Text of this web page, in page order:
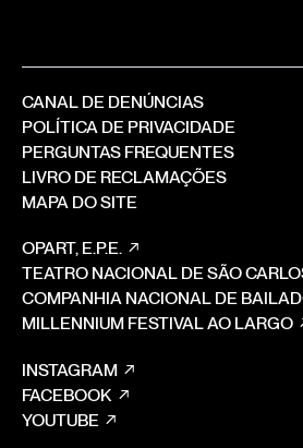
CANAL DE DENÚNCIAS
POLÍTICA DE PRIVACIDADE
PERGUNTAS FREQUENTES
LIVRO DE RECLAMAÇÕES
MAPA DO SITE
OPART, E.P.E.
TEATRO NACIONAL DE SÃO
COMPANHIA NACIONAL DE
MILLENNIUM FESTIVAL AO LARGO
INSTAGRAM
FACEBOOK
YOUTUBE